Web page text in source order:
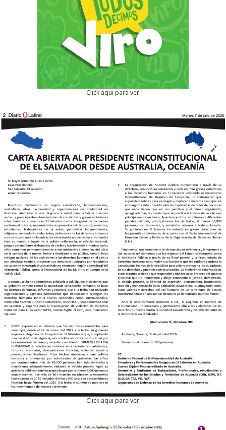
Click aqui para ver
Click aqui para ver